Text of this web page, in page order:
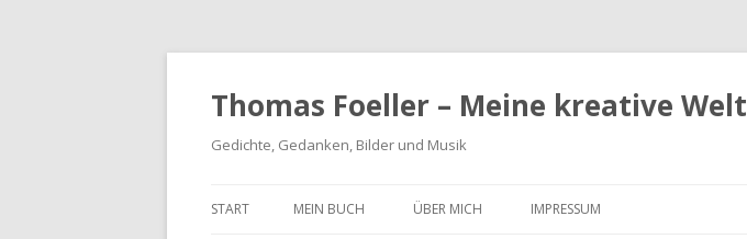
Thomas Foeller – Meine kreative Welt
Gedichte, Gedanken, Bilder und Musik
START MEIN BUCH ÜBER MICH IMPRESSUM